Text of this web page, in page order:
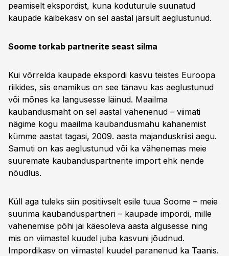
peamiselt ekspordist, kuna koduturule suunatud
kaupade käibekasv on sel aastal järsult aeglustunud.
Soome torkab partnerite seast silma
Kui võrrelda kaupade ekspordi kasvu teistes Euroopa
riikides, siis enamikus on see tänavu kas aeglustunud
või mõnes ka langusesse läinud. Maailma
kaubandusmaht on sel aastal vähenenud – viimati
nägime kogu maailma kaubandusmahu kahanemist
kümme aastat tagasi, 2009. aasta majanduskriisi aegu.
Samuti on kas aeglustunud või ka vähenemas meie
suuremate kaubanduspartnerite import ehk nende
nõudlus.
Küll aga tuleks siin positiivselt esile tuua Soome – meie
suurima kaubanduspartneri – kaupade impordi, mille
vähenemise põhi jäi käesoleva aasta algusesse ning
mis on viimastel kuudel juba kasvuni jõudnud.
Impordikasv on viimastel kuudel paranenud ka Taanis.